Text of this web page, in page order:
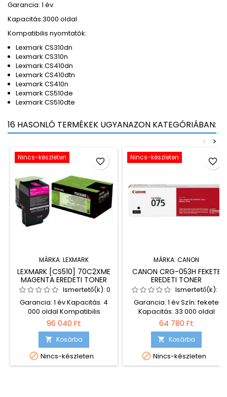
Garancia: 1 év
Kapacitás:3000 oldal
Kompatibilis nyomtatók:
Lexmark CS310dn
Lexmark CS310n
Lexmark CS410dn
Lexmark CS410dtn
Lexmark CS410n
Lexmark CS510de
Lexmark CS510dte
16 HASONLÓ TERMÉKEK UGYANAZON KATEGÓRIÁBAN:
>
<
Nincs-készleten
MÁRKA: LEXMARK
LEXMARK [CS510] 70C2XME
MAGENTA EREDETI TONER
Ismertető(k): 0
Garancia: 1 év Kapacitás: 4
000 oldal Kompatibilis
nyomtatók: Lexmark CS510de
Lexmark CS510de DSV IL
Lexmark CS510de DSV RS
Lexmark CS510dte
96 040 Ft
 Kosárba
 Nincs-készleten
favorite_border Nincs-készleten
MÁRKA: CANON
CANON CRG-053H FEKETE
EREDETI TONER
Ismertető(k): 0
Garancia: 1 év Szín: fekete
Kapacitás: 33 000 oldal
Kompatibilis nyomtatók
Canon i-SENSYS LBP853Cx
Canon i-SENSYS LBP863Cx
Canon i-SENSYS X C1946P
64 780 Ft
 Kosárba
 Nincs-készleten
favorite_border